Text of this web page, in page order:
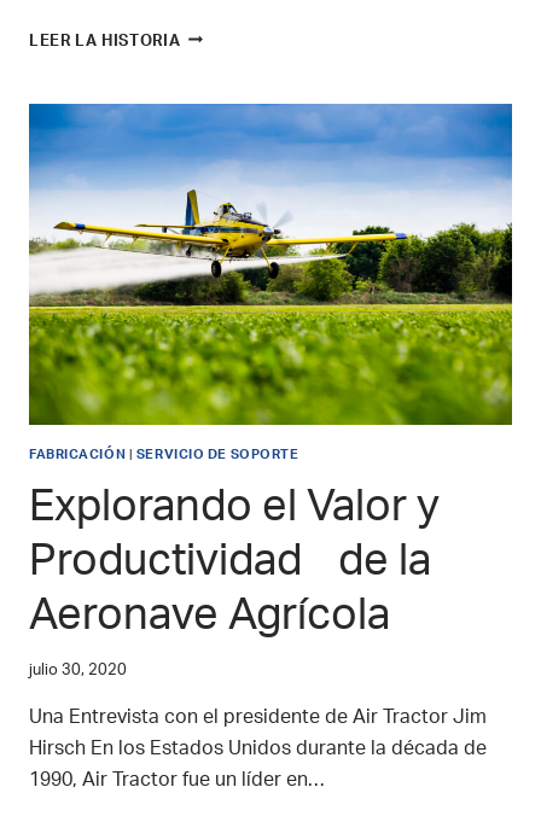
LEER LA HISTORIA LA
DE
AIR
TRACTOR
2020
FABRICACIÓN SERVICIO DE SOPORTE
Explorando el Valor y
Productividad de la
Aeronave Agrícola
julio 30, 2020
Una Entrevista con el presidente de Air Tractor Jim
Hirsch En los Estados Unidos durante la década de
1990, Air Tractor fue un líder en…